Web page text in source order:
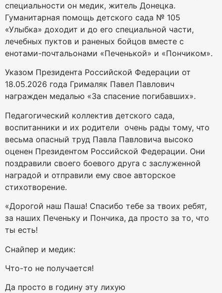
специальности он медик, житель Донецка.
Гуманитарная помощь детского сада № 105
«Улыбка» доходит и до его специальной части,
лечебных пуктов и раненых бойцов вместе с
енотами-почтальонами «Печенькой» и «Пончиком».
Указом Президента Российской Федерации от
18.05.2026 года Грималяк Павел Павлович
награжден медалью «За спасение погибавших».
Педагогический коллектив детского сада,
воспитанники и их родители очень рады тому, что
весьма опасный труд Павла Павловича высоко
оценен Президентом Российской Федерации. Они
поздравили своего боевого друга с заслуженной
наградой и отправили ему свое авторское
стихотворение.
«Дорогой наш Паша! Спасибо тебе за твоих ребят,
за наших Печеньку и Пончика, да просто за то, что
ты есть!
Снайпер и медик:
Что-то не получается!
Да просто в годину эту лихую